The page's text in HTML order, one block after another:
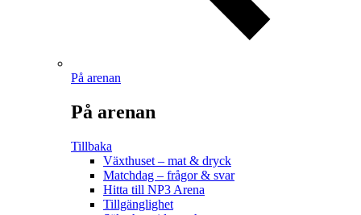
På arenan
På arenan
Tillbaka
Växthuset – mat & dryck
Matchdag – frågor & svar
Hitta till NP3 Arena
Tillgänglighet